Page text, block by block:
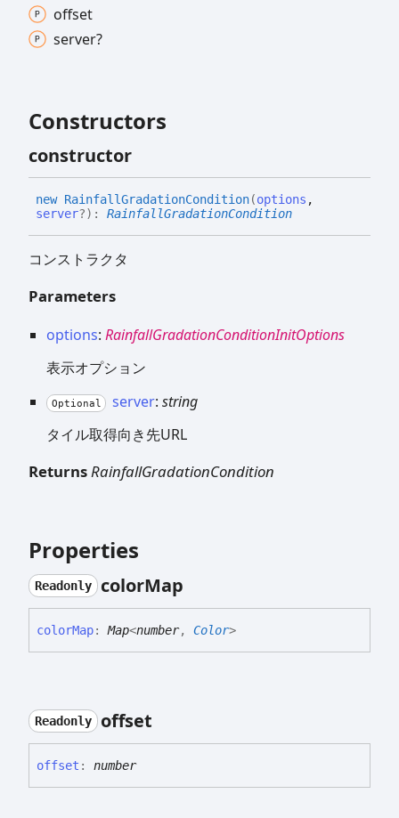
offset
server?
Constructors
constructor
new RainfallGradationCondition(options ,
server?) : RainfallGradationCondition
コンストラクタ
Parameters
options: RainfallGradationConditionInitOptions
表示オプション
Optional server: string
タイル取得向き先URL
ReturnsRainfallGradationCondition
Properties
Readonly colorMap
colorMap: Map<number, Color>
Readonly offset
offset : number